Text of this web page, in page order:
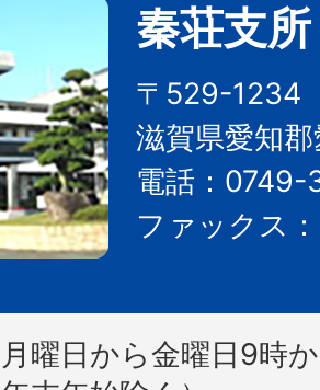
秦荘支所
〒529-
滋賀県愛知
電話：0749-
ファックス
月曜日から金曜日9時